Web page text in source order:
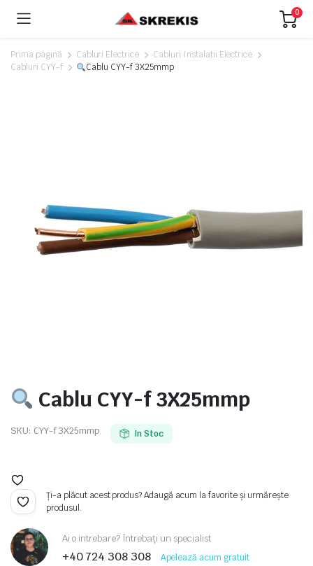
0
Prima pagină Cabluri Electrice
Cabluri Instalatii Electrice
Cabluri CYY-f
Cablu CYY-f 3X25mmp
Cablu CYY-f 3X25mmp
SKU: CYY-f 3X25mmp In Stoc
Ți-a plăcut acest produs? Adaugă acum la favorite și urmărește
produsul.
Ai o intrebare? Întrebați un specialist
+40 724 308 308 Apelează acum gratuit